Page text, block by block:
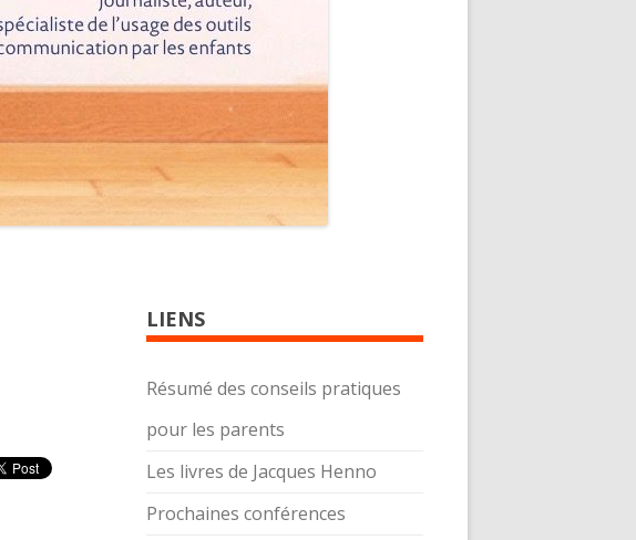
LIENS
Résumé des conseils pratiques
pour les parents
Les livres de Jacques Henno
Prochaines conférences